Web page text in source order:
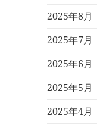
2025年8月
2025年7月
2025年6月
2025年5月
2025年4月